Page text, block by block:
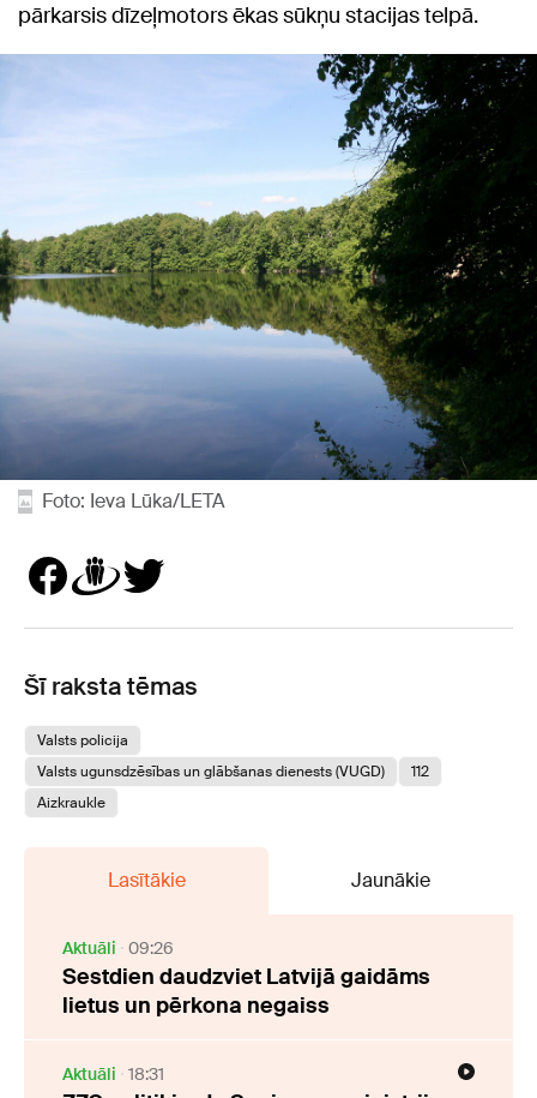
pārkarsis dīzeļmotors ēkas sūkņu stacijas telpā.
Foto: Ieva Lūka/LETA
Šī raksta tēmas
Valsts policija
Valsts ugunsdzēsības un glābšanas dienests (VUGD)
112
Aizkraukle
Lasītākie Jaunākie
Aktuāli 09:26
Sestdien daudzviet Latvijā gaidāms
lietus un pērkona negaiss
Aktuāli 18:31